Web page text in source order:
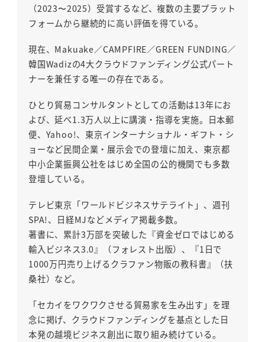
（2023〜2025）受賞するなど、複数の主要プラット
フォームから継続的に高い評価を得ている。
現在、Makuake／CAMPFIRE／GREEN FUNDING／
韓国Wadizの4大クラウドファンディング公式パート
ナーを兼任する唯一の存在である。
ひとり貿易コンサルタントとしての活動は13年にお
よび、延べ1.3万人以上に講演・指導を実施。日本郵
便、Yahoo!、東京インターナショナル・ギフト・シ
ョーなど民間企業・展示会での登壇に加え、東京都
中小企業振興公社をはじめ全国の公的機関でも多数
登壇している。
テレビ東京「ワールドビジネスサテライト」、週刊
SPA!、日経MJなどメディア掲載多数。
著書に、累計3万部を突破した『資金ゼロではじめる
輸入ビジネス3.0』（フォレスト出版）、『1日で
1000万円売り上げるクラファン物販の教科書』（扶
桑社）など。
「セカイをワクワクさせる貿易家を生み出す」を理
念に掲げ、クラウドファンディングを基点とした日
本発の越境ビジネス創出に取り組み続けている。